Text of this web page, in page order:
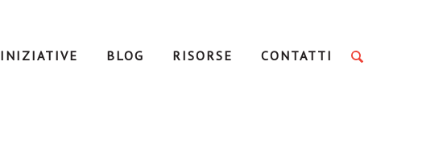
INIZIATIVE BLOG RISORSE CONTATTI